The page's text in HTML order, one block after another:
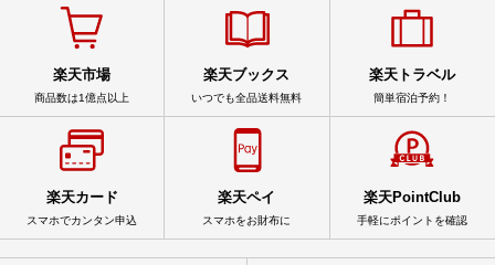
楽天市場
商品数は1億点以上
楽天ブックス
いつでも全品送料無料
楽天トラベル
簡単宿泊予約！
楽天カード
スマホでカンタン申込
楽天ペイ
スマホをお財布に
楽天PointClub
手軽にポイントを確認